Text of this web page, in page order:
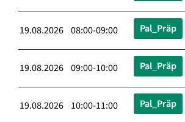
19.08.2026 08:00-09:00 Pal_Präp
19.08.2026 09:00-10:00 Pal_Präp
19.08.2026 10:00-11:00 Pal_Präp